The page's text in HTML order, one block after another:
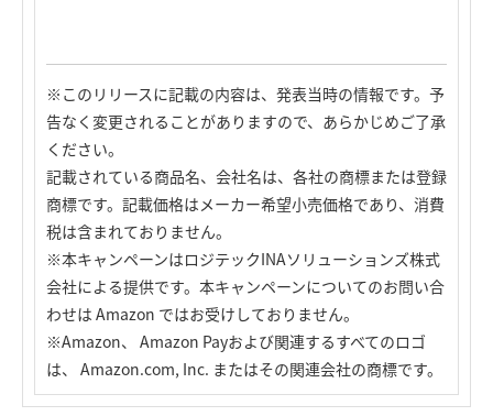
※このリリースに記載の内容は、発表当時の情報です。予
告なく変更されることがありますので、あらかじめご了承
ください。
記載されている商品名、会社名は、各社の商標または登録
商標です。記載価格はメーカー希望小売価格であり、消費
税は含まれておりません。
※本キャンペーンはロジテックINAソリューションズ株式
会社による提供です。本キャンペーンについてのお問い合
わせは Amazon ではお受けしておりません。
※Amazon、 Amazon Payおよび関連するすべてのロゴ
は、 Amazon.com, Inc. またはその関連会社の商標です。